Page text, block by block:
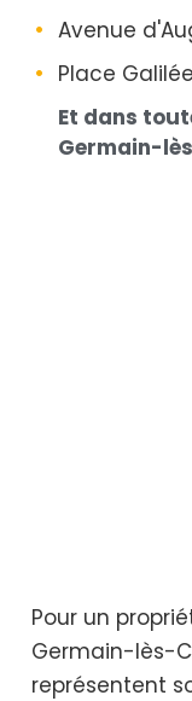
Avenue
Place Galilée
Et dans
Germain-
Pour un
Germain-lès-
représentent